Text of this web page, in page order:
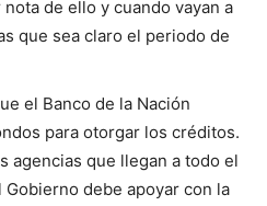
nota de ello y cuando vayan a
que sea claro el periodo de
el Banco de la Nación
para otorgar los créditos.
agencias que llegan a todo el
Gobierno debe apoyar con la